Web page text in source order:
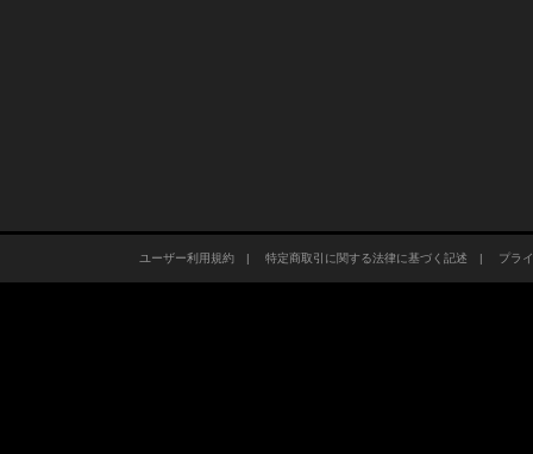
ユーザー利用規約| 特定商取引に関する法律に基づく記述 | プラ